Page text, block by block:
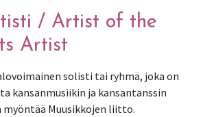
/ Artist of the
Artist
solisti tai ryhmä, joka on
kansanmusiikin ja kansantanssin
Muusikkojen liitto.